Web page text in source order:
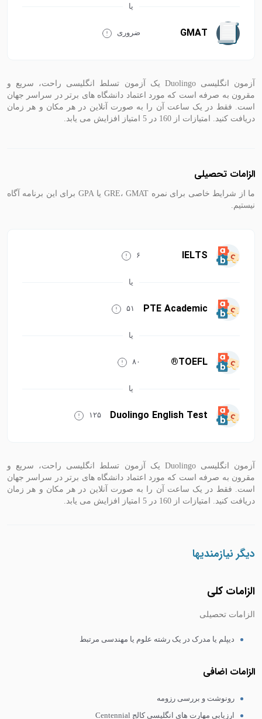
GMAT ضروری
آزمون انگلیسی Duolingo یک آزمون تسلط انگلیسی راحت، سریع و
مقرون به صرفه است که مورد اعتماد دانشگاه های برتر در سراسر جهان
است. فقط در یک ساعت آن را به صورت آنلاین در هر مکان و هر زمان
دریافت کنید. امتیازات از 160 در 5 امتیاز افزایش می یابد.
الزامات تحصیلی
ما از شرایط خاصی برای نمره GRE، GMAT یا GPA برای این برنامه آگاه
نیستیم.
IELTS ۶
PTE Academic ۵۱
TOEFL® ۸۰
Duolingo English Test ۱۲۵
آزمون انگلیسی Duolingo یک آزمون تسلط انگلیسی راحت، سریع و
مقرون به صرفه است که مورد اعتماد دانشگاه های برتر در سراسر جهان
است. فقط در یک ساعت آن را به صورت آنلاین در هر مکان و هر زمان
دریافت کنید. امتیازات از 160 در 5 امتیاز افزایش می یابد.
دیگر نیازمندیها
الزامات کلی
الزامات تحصیلی
دیپلم یا مدرک در یک رشته علوم یا مهندسی مرتبط
الزامات اضافی
رونوشت و بررسی رزومه
ارزیابی مهارت های انگلیسی کالج Centennial